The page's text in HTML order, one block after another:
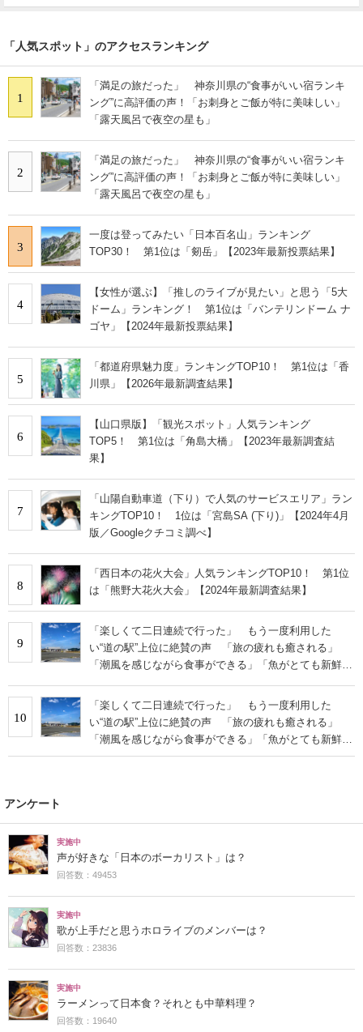
「人気スポット」のアクセスランキング
1
「満足の旅だった」 神奈川県の“食事がいい宿ランキ
ング”に高評価の声！「お刺身とご飯が特に美味しい」
「露天風呂で夜空の星も」
2
「満足の旅だった」 神奈川県の“食事がいい宿ランキ
ング”に高評価の声！「お刺身とご飯が特に美味しい」
「露天風呂で夜空の星も」
3
一度は登ってみたい「日本百名山」ランキング
TOP30！ 第1位は「剱岳」【2023年最新投票結果】
4
【女性が選ぶ】「推しのライブが見たい」と思う「5大
ドーム」ランキング！ 第1位は「バンテリンドーム ナ
ゴヤ」【2024年最新投票結果】
5
「都道府県魅力度」ランキングTOP10！ 第1位は「香
川県」【2026年最新調査結果】
6
【山口県版】「観光スポット」人気ランキング
TOP5！ 第1位は「角島大橋」【2023年最新調査結
果】
7
「山陽自動車道（下り）で人気のサービスエリア」ラン
キングTOP10！ 1位は「宮島SA (下り)」【2024年4月
版／Googleクチコミ調べ】
8
「西日本の花火大会」人気ランキングTOP10！ 第1位
は「熊野大花火大会」【2024年最新調査結果】
9
「楽しくて二日連続で行った」 もう一度利用した
い“道の駅”上位に絶賛の声 「旅の疲れも癒される」
「潮風を感じながら食事ができる」「魚がとても新鮮で
10
「楽しくて二日連続で行った」 もう一度利用した
い“道の駅”上位に絶賛の声 「旅の疲れも癒される」
「潮風を感じながら食事ができる」「魚がとても新鮮で
安い」「前から行きたくてやっと実現」
アンケート
実施中
声が好きな「日本のボーカリスト」は？
回答数：49453
実施中
歌が上手だと思うホロライブのメンバーは？
回答数：23836
実施中
ラーメンって日本食？それとも中華料理？
回答数：19640